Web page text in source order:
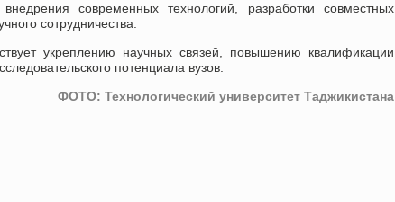
современных технологий, разработки совместных
сотрудничества.
укреплению научных связей, повышению квалификации
потенциала вузов.
ФОТО: Технологический университет Таджикистана